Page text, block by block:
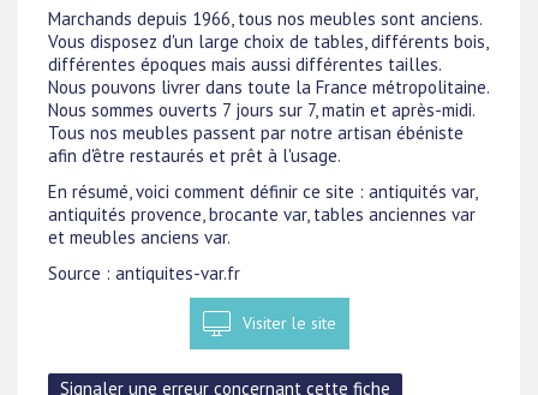
Marchands depuis 1966, tous nos meubles sont anciens.
Vous disposez d'un large choix de tables, différents bois,
différentes époques mais aussi différentes tailles.
Nous pouvons livrer dans toute la France métropolitaine.
Nous sommes ouverts 7 jours sur 7, matin et après-midi.
Tous nos meubles passent par notre artisan ébéniste
afin d'être restaurés et prêt à l'usage.
En résumé, voici comment définir ce site : antiquités var,
antiquités provence, brocante var, tables anciennes var
et meubles anciens var.
Source : antiquites-var.fr
Visiter le site